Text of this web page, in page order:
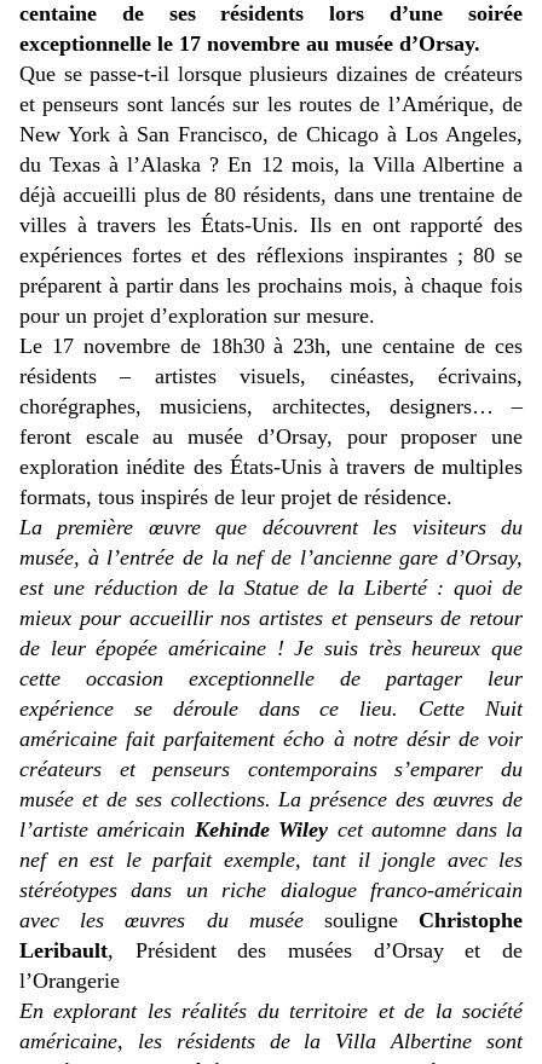
centaine de ses résidents lors d’une soirée
exceptionnelle le 17 novembre au musée d’Orsay.
Que se passe-t-il lorsque plusieurs dizaines de créateurs
et penseurs sont lancés sur les routes de l’Amérique, de
New York à San Francisco, de Chicago à Los Angeles,
du Texas à l’Alaska ? En 12 mois, la Villa Albertine a
déjà accueilli plus de 80 résidents, dans une trentaine de
villes à travers les États-Unis. Ils en ont rapporté des
expériences fortes et des réflexions inspirantes ; 80 se
préparent à partir dans les prochains mois, à chaque fois
pour un projet d’exploration sur mesure.
Le 17 novembre de 18h30 à 23h, une centaine de ces
résidents – artistes visuels, cinéastes, écrivains,
chorégraphes, musiciens, architectes, designers… –
feront escale au musée d’Orsay, pour proposer une
exploration inédite des États-Unis à travers de multiples
formats, tous inspirés de leur projet de résidence.
La première œuvre que découvrent les visiteurs du
musée, à l’entrée de la nef de l’ancienne gare d’Orsay,
est une réduction de la Statue de la Liberté : quoi de
mieux pour accueillir nos artistes et penseurs de retour
de leur épopée américaine ! Je suis très heureux que
cette occasion exceptionnelle de partager leur
expérience se déroule dans ce lieu. Cette Nuit
américaine fait parfaitement écho à notre désir de voir
créateurs et penseurs contemporains s’emparer du
musée et de ses collections. La présence des œuvres de
l’artiste américain Kehinde Wiley cet automne dans la
nef en est le parfait exemple, tant il jongle avec les
stéréotypes dans un riche dialogue franco-américain
avec les œuvres du muséesouligneChristophe
Leribault, Président des musées d’Orsay et de
l’Orangerie
En explorant les réalités du territoire et de la société
américaine, les résidents de la Villa Albertine sont